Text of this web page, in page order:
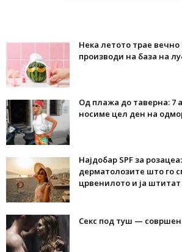
Нека летото трае вечно
производи на база на
Од плажа до таверна: 7
носиме цел ден на
Најдобар SPF за
дерматолозите што го
црвенилото и ја
Секс под туш —